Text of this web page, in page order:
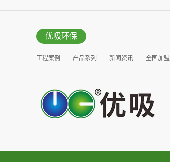
产
优吸环保
工程案例 产品系列 新闻资讯 全国加盟